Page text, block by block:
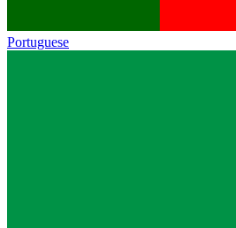
Portuguese